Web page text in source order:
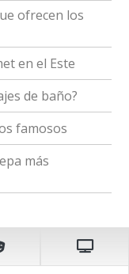
ofrecen los
en el Este
de baño?
famosos
más